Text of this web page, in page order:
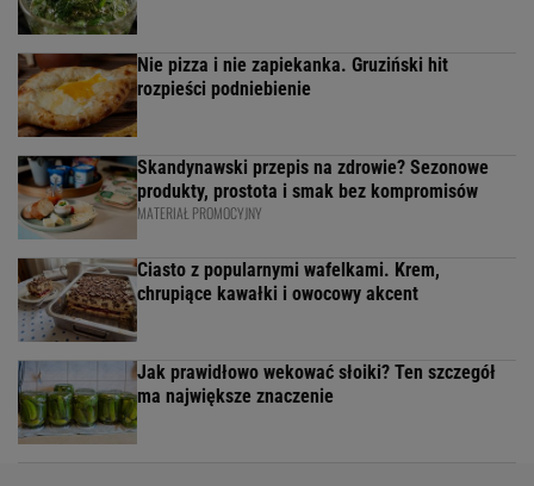
Nie pizza i nie zapiekanka. Gruziński hit
rozpieści podniebienie
Skandynawski przepis na zdrowie? Sezonowe
produkty, prostota i smak bez kompromisów
MATERIAŁ PROMOCYJNY
Ciasto z popularnymi wafelkami. Krem,
chrupiące kawałki i owocowy akcent
Jak prawidłowo wekować słoiki? Ten szczegół
ma największe znaczenie